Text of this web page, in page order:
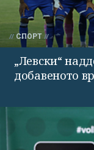
СПОРТ
„Левски“
добавеното